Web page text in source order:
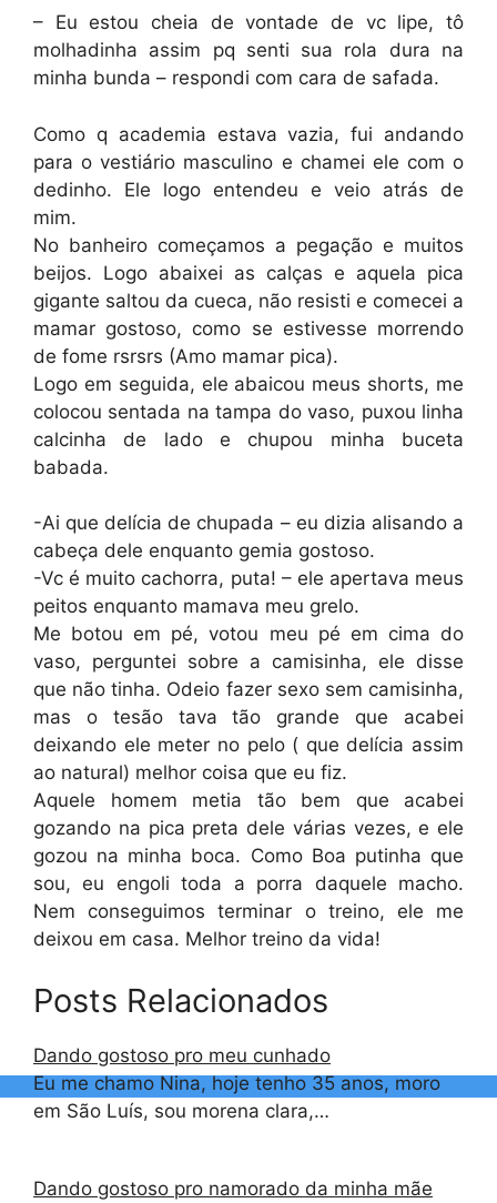
– Eu estou cheia de vontade de vc lipe, tô
molhadinha assim pq senti sua rola dura na
minha bunda – respondi com cara de safada.
Como q academia estava vazia, fui andando
para o vestiário masculino e chamei ele com o
dedinho. Ele logo entendeu e veio atrás de
mim.
No banheiro começamos a pegação e muitos
beijos. Logo abaixei as calças e aquela pica
gigante saltou da cueca, não resisti e comecei a
mamar gostoso, como se estivesse morrendo
de fome rsrsrs (Amo mamar pica).
Logo em seguida, ele abaicou meus shorts, me
colocou sentada na tampa do vaso, puxou linha
calcinha de lado e chupou minha buceta
babada.
-Ai que delícia de chupada – eu dizia alisando a
cabeça dele enquanto gemia gostoso.
-Vc é muito cachorra, puta! – ele apertava meus
peitos enquanto mamava meu grelo.
Me botou em pé, votou meu pé em cima do
vaso, perguntei sobre a camisinha, ele disse
que não tinha. Odeio fazer sexo sem camisinha,
mas o tesão tava tão grande que acabei
deixando ele meter no pelo ( que delícia assim
ao natural) melhor coisa que eu fiz.
Aquele homem metia tão bem que acabei
gozando na pica preta dele várias vezes, e ele
gozou na minha boca. Como Boa putinha que
sou, eu engoli toda a porra daquele macho.
Nem conseguimos terminar o treino, ele me
deixou em casa. Melhor treino da vida!
Posts Relacionados
Dando gostoso pro meu cunhado
Eu me chamo Nina, hoje tenho 35 anos, moro
em São Luís, sou morena clara,…
Dando gostoso pro namorado da minha mãe